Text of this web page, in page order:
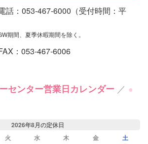
期間、夏季休暇期間を除く。
センター営業日カレンダー ／ ●
2026年8月の定休日
火 水 木 金 土